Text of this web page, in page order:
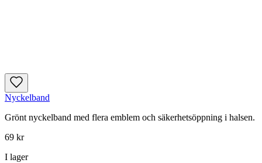
Nyckelband
Grönt nyckelband med flera emblem och säkerhetsöppning i halsen.
69 kr
I lager